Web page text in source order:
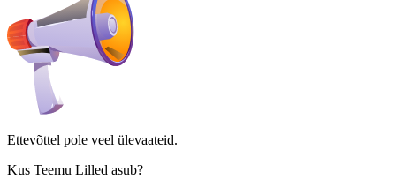
Ettevõttel pole veel ülevaateid.
Kus Teemu Lilled asub?